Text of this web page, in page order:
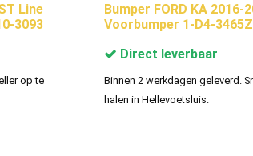
Line
3093
op te
Bumper FORD KA 2016-
Voorbumper 1-D4-3465Z
Direct leverbaar
Binnen 2 werkdagen geleverd.
halen in Hellevoetsluis.